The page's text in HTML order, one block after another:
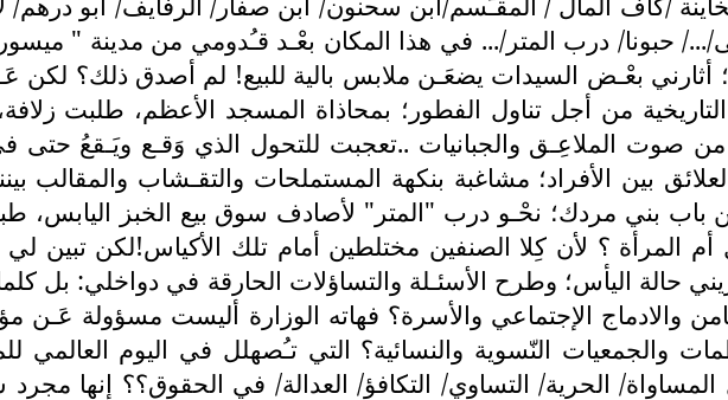
حبونا/ درب المتر/... في هذا المكان بعْـد قـُدومي من مدينة " ميسور"
بعْـض السيدات يضعَـن ملابس بالية للبيع! لم أصدق ذلك؟ لكن
من أجل تناول الفطور؛ بمحاذاة المسجد الأعظم، طلبت
صوت الملاعِـق والجبانيات ..تعجبت للتحول الذي وَقـع ويَـقعُ حتى
بين الأفراد؛ مشاغبة بنكهة المستملحات والتقـشاب والمقالب
بني مردك؛ نحْـو درب "المتر" لأصادف سوق بيع الخبز اليابس،
؟ لأن كِلا الصنفين مختلطين أمام تلك الأكياس!لكن تبين لي
حالة اليأس؛ وطرح الأسئـلة والتساؤلات الحارقة في دواخلي: بل
والادماج الإجتماعي والأسرة؟ فهاته الوزارة أليست مسؤولة
والجمعيات النّسوية والنسائية؟ التي تـُصهلل في اليوم العالمي
الحرية/ التساوي/ التكافؤ/ العدالة/ في الحقوق؟؟ إنها مجرد